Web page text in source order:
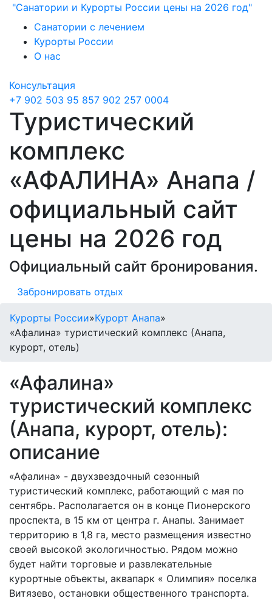
"Санатории и Курорты России цены на 2026 год"
Санатории с лечением
Курорты России
О нас
Консультация
+7 902 503 95 857 902 257 0004
Туристический
комплекс
«АФАЛИНА» Анапа /
официальный сайт
цены на 2026 год
Официальный сайт бронирования.
Забронировать отдых
Курорты России»Курорт Анапа»
«Афалина» туристический комплекс (Анапа,
курорт, отель)
«Афалина»
туристический комплекс
(Анапа, курорт, отель):
описание
«Афалина» - двухзвездочный сезонный
туристический комплекс, работающий с мая по
сентябрь. Располагается он в конце Пионерского
проспекта, в 15 км от центра г. Анапы. Занимает
территорию в 1,8 га, место размещения известно
своей высокой экологичностью. Рядом можно
будет найти торговые и развлекательные
курортные объекты, аквапарк « Олимпия» поселка
Витязево, остановки общественного транспорта.